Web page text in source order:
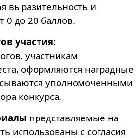
выразительность и
0 до 20 баллов.
участия:
участникам
оформляются наградные
уполномоченными
конкурса.
представляемые на
использованы с согласия